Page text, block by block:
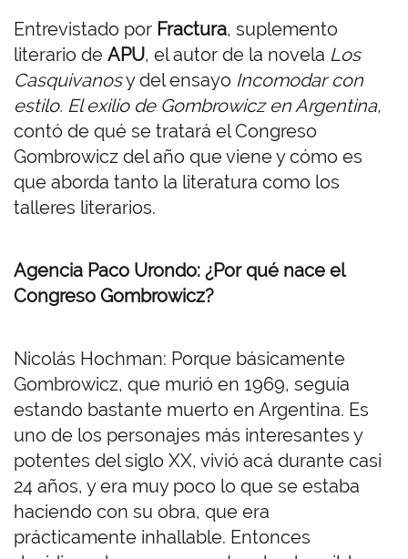
Entrevistado por Fractura, suplemento
literario de APU, el autor de la novela Los
Casquivanosy del ensayo Incomodar con
estilo. El exilio de Gombrowicz en Argentina,
contó de qué se tratará el Congreso
Gombrowicz del año que viene y cómo es
que aborda tanto la literatura como los
talleres literarios.
Agencia Paco Urondo: ¿Por qué nace el
Congreso Gombrowicz?
Nicolás Hochman: Porque básicamente
Gombrowicz, que murió en 1969, seguía
estando bastante muerto en Argentina. Es
uno de los personajes más interesantes y
potentes del siglo XX, vivió acá durante casi
24 años, y era muy poco lo que se estaba
haciendo con su obra, que era
prácticamente inhallable. Entonces